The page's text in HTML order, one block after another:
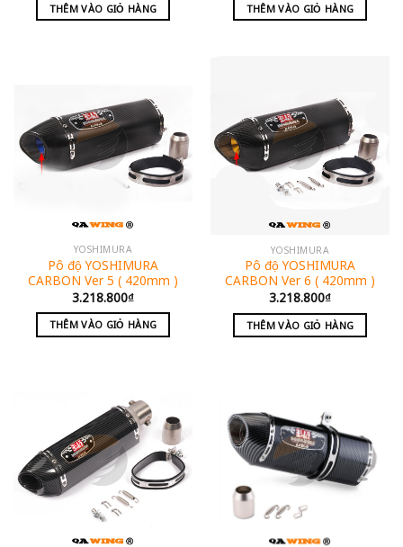
THÊM VÀO GIỎ HÀNG THÊM VÀO GIỎ HÀNG
YOSHIMURA
Pô độ YOSHIMURA
CARBON Ver 5 ( 420mm )
3.218.800₫
THÊM VÀO GIỎ HÀNG
YOSHIMURA
Pô độ YOSHIMURA
CARBON Ver 6 ( 420mm )
3.218.800₫
THÊM VÀO GIỎ HÀNG